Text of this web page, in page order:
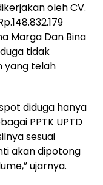
oleh CV.
Marga Dan Bina
tidak
yang telah
diduga hanya
PPTK UPTD
sesuai
akan dipotong
ujarnya.